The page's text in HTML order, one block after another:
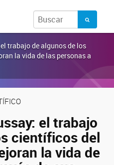
trabajo de algunos de los
la vida de las personas a
el trabajo
científicos del
la vida de